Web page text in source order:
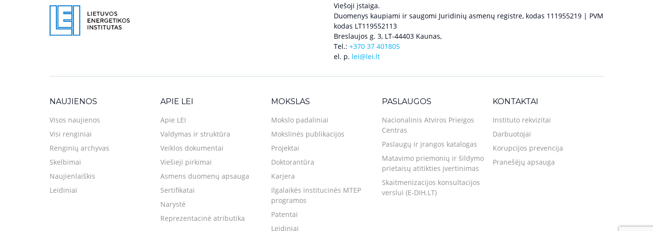
Viešoji įstaiga.
Duomenys kaupiami ir saugomi Juridinių asmenų registre, kodas 111955219 | PVM
kodas LT119552113
Breslaujos g. 3, LT-44403 Kaunas,
Tel.: +370 37 401805
el. p. lei@lei.lt
NAUJIENOS
Visos naujienos
Visi renginiai
Renginių archyvas
Skelbimai
Naujienlaiškis
Leidiniai
APIE LEI
Apie LEI
Valdymas ir struktūra
Veiklos dokumentai
Viešieji pirkimai
Asmens duomenų apsauga
Sertifikatai
Narystė
Reprezentacinė atributika
MOKSLAS
Mokslo padaliniai
Mokslinės publikacijos
Projektai
Doktorantūra
Karjera
Ilgalaikės institucinės MTEP
programos
Patentai
Leidiniai
PASLAUGOS
Nacionalinis Atviros Prieigos
Centras
Paslaugų ir įrangos katalogas
Matavimo priemonių ir šildymo
prietaisų atitikties įvertinimas
Skaitmenizacijos konsultacijos
verslui (E-DIH.LT)
KONTAKTAI
Instituto rekvizitai
Darbuotojai
Korupcijos prevencija
Pranešėjų apsauga